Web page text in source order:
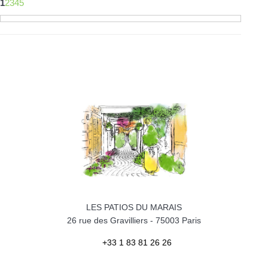
12345
LES PATIOS DU MARAIS
26 rue des Gravilliers - 75003 Paris
+33 1 83 81 26 26